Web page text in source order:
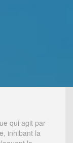
qui agit par
inhibant la